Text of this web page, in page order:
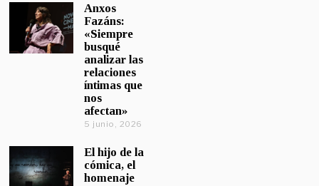
Anxos
Fazáns:
«Siempre
busqué
analizar las
relaciones
íntimas que
nos
afectan»
5 junio, 2026
El hijo de la
cómica, el
homenaje